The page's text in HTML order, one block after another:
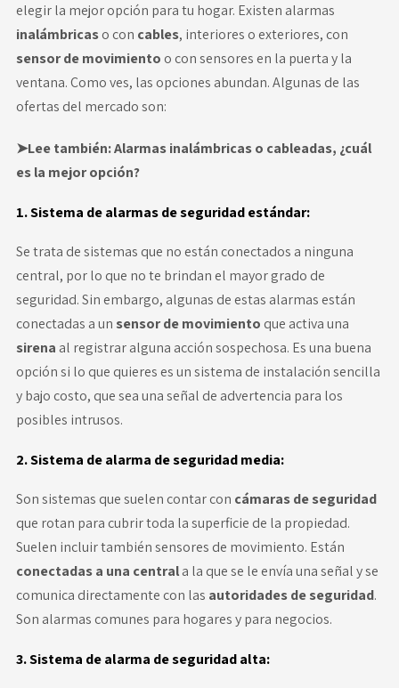
elegir la mejor opción para tu hogar. Existen alarmas
inalámbricaso con cables, interiores o exteriores, con
sensor de movimiento o con sensores en la puerta y la
ventana. Como ves, las opciones abundan. Algunas de las
ofertas del mercado son:
➤Lee también:Alarmas inalámbricas o cableadas, ¿cuál
es la mejor opción?
1. Sistema de alarmas de seguridad estándar:
Se trata de sistemas que no están conectados a ninguna
central, por lo que no te brindan el mayor grado de
seguridad. Sin embargo, algunas de estas alarmas están
conectadas a un sensor de movimiento que activa una
sirena al registrar alguna acción sospechosa. Es una buena
opción si lo que quieres es un sistema de instalación sencilla
y bajo costo, que sea una señal de advertencia para los
posibles intrusos.
2. Sistema de alarma de seguridad media:
Son sistemas que suelen contar con cámaras de seguridad
que rotan para cubrir toda la superficie de la propiedad.
Suelen incluir también sensores de movimiento. Están
conectadas a una centrala la que se le envía una señal y se
comunica directamente con las autoridades de seguridad.
Son alarmas comunes para hogares y para negocios.
3. Sistema de alarma de seguridad alta: